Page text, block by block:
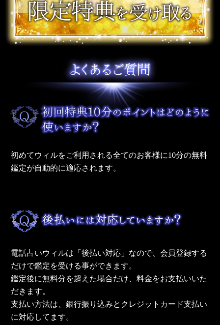
初めてウィルをご利用される全てのお客様に10分の無料
鑑定が自動的に適応されます。
電話占いウィルは「後払い対応」なので、会員登録する
だけで鑑定を受ける事ができます。
鑑定後に無料分を超えた場合だけ、料金をお支払いいた
だきます。
支払い方法は、銀行振り込みとクレジットカード支払い
に対応してます。